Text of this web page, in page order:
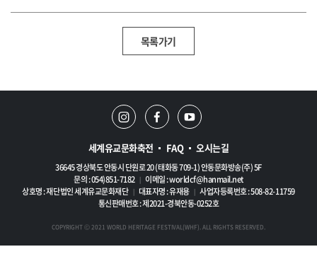
목록가기
세계유교문화축전 FAQ 오시는길
36645 경상북도 안동시 단원로 20 (태화동 709-1) 안동문화방송(주) 5F
문의 : 054)851-7182
| 이메일 :worldcf@hanmail.net
상호명 : 재단법인 세계유교문화재단
| 대표자명 : 유재용 | 사업자등록번호 : 508-82-11759
통신판매번호 : 제2021-경북안동-0252호
COPYRIGHT Ⓒ 2021 WORLD HERITAGE FESTIVAL(WHF). ALL RIGHTS RESERVED.